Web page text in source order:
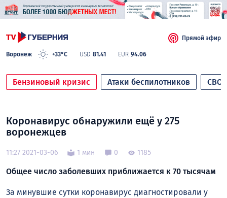
Воронеж +33°C USD 81.41 EUR 94.06
Прямой эфир
Бензиновый кризис Атаки беспилотников СВО
Коронавирус обнаружили ещё у 275
воронежцев
11:27 2021-03-06 1 мин 0 1185
Общее число заболевших приближается к 70 тысячам
За минувшие сутки коронавирус диагностировали у